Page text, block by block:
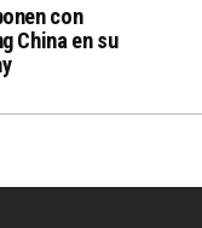
con
China en su